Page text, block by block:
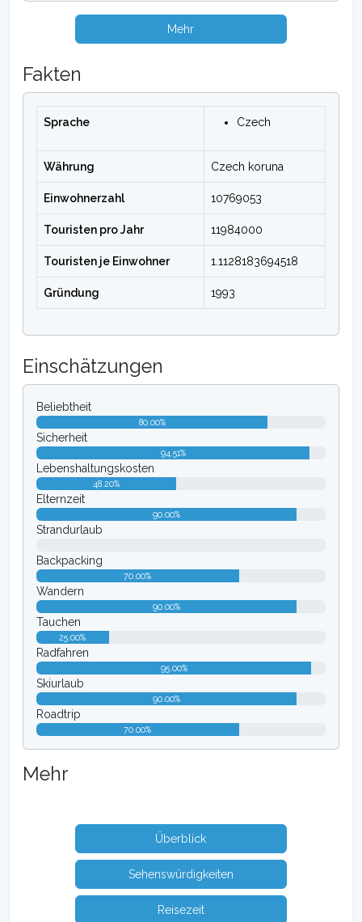
Mehr
Fakten
Sprache Czech
Währung Czech koruna
Einwohnerzahl 10769053
Touristen pro Jahr 11984000
Touristen je Einwohner 1.1128183694518
Gründung 1993
Einschätzungen
Beliebtheit
80.00%
Sicherheit
94.51%
Lebenshaltungskosten
48.20%
Elternzeit
90.00%
Strandurlaub
Backpacking
70.00%
Wandern
90.00%
Tauchen
25.00%
Radfahren
95.00%
Skiurlaub
90.00%
Roadtrip
70.00%
Mehr
Überblick
Sehenswürdigkeiten
Reisezeit